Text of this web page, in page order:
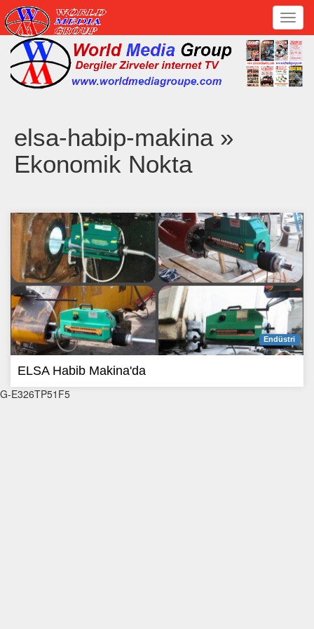
elsa-habip-makina »
Ekonomik Nokta
Endüstri
ELSA Habib Makina'da
G-E326TP51F5